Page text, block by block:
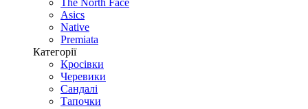
The North Face
Asics
Native
Premiata
Категорії
Кросівки
Черевики
Сандалі
Tапочки